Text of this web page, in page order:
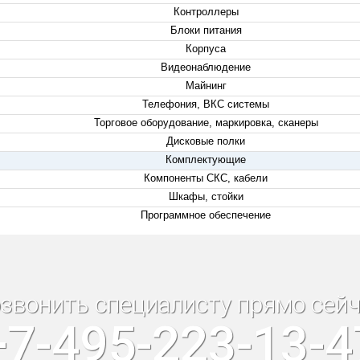
Контроллеры
Блоки питания
Корпуса
Видеонаблюдение
Майнинг
Телефония, ВКС системы
Торговое оборудование, маркировка, сканеры
Дисковые полки
Комплектующие
Компоненты СКС, кабели
Шкафы, стойки
Программное обеспечение
специалисту прямо
495-223-13-